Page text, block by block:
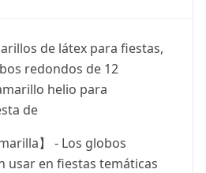
de látex para fiestas,
redondos de 12
helio para
de
】 - Los globos
usar en fiestas temáticas